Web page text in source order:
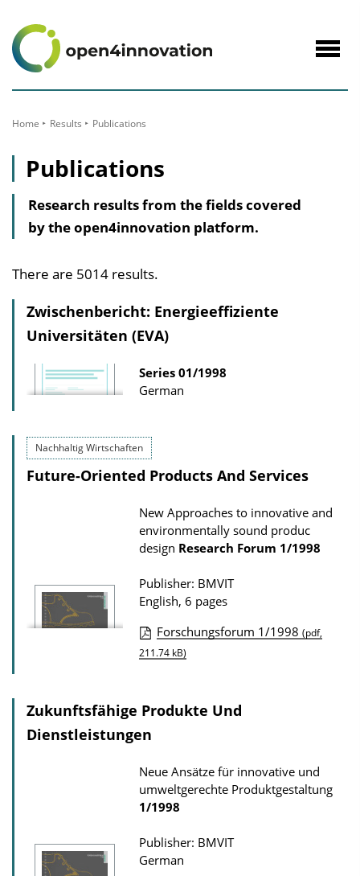
Content
Home Results Publications
Publications
Research results from the fields covered
by the open4innovation platform.
There are 5014 results.
Zwischenbericht: Energieeffiziente
Universitäten (EVA)
Series 01/1998
German
Nachhaltig Wirtschaften
Future-Oriented Products And Services
New Approaches to innovative and
environmentally sound produc
design Research Forum 1/1998
Publisher: BMVIT
English, 6 pages
P
l
i
c
a
t
o
Forschungsforum 1/1998 (pdf,
211.74 kB)
Zukunftsfähige Produkte Und
Dienstleistungen
Neue Ansätze für innovative und
umweltgerechte Produktgestaltung
1/1998
Publisher: BMVIT
German